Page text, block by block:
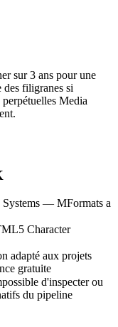
sur 3 ans pour une
des filigranes si
Media
Systems — MFormats a
Character
adapté aux projets
gratuite
d'inspecter ou
du pipeline